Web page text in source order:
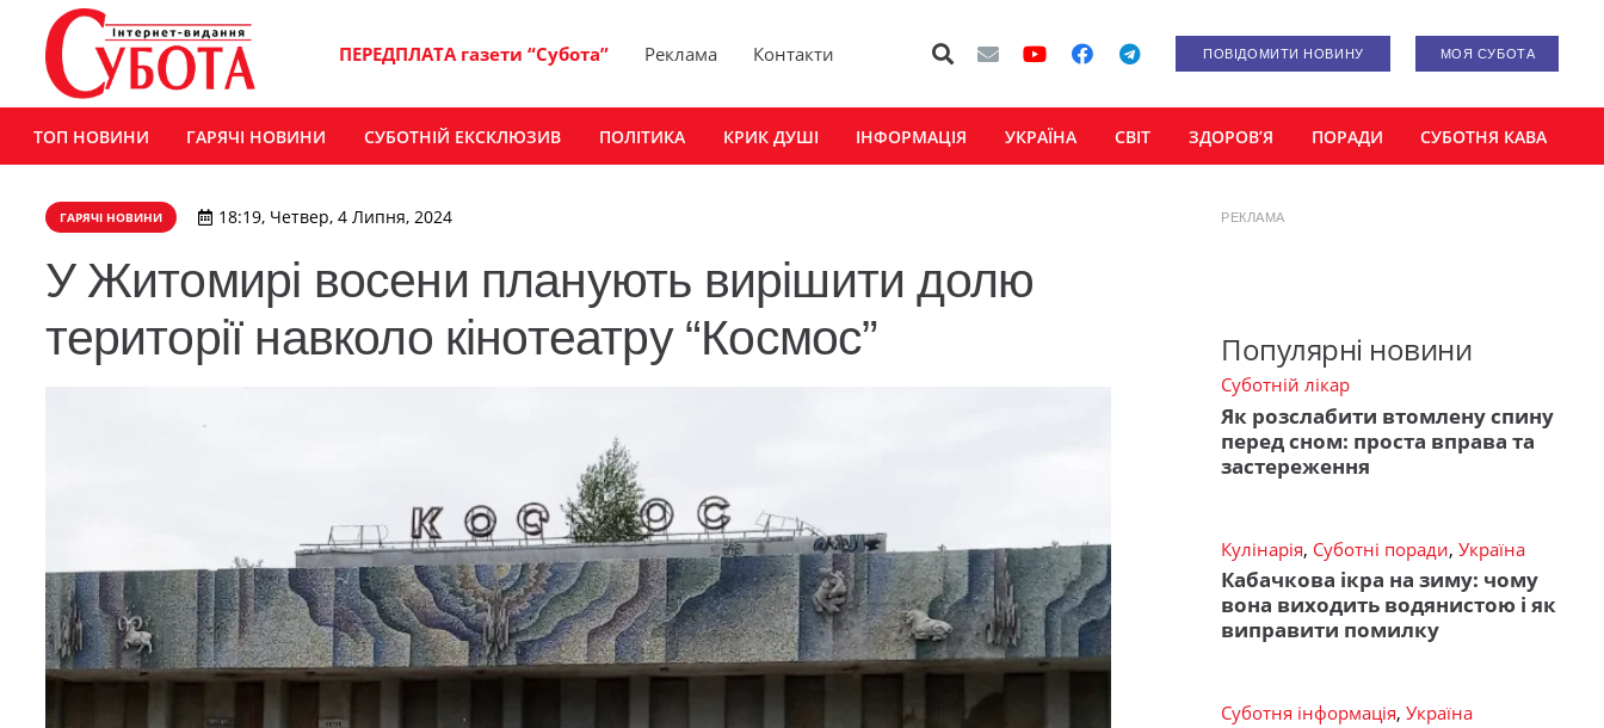
ПЕРЕДПЛАТА газети “Субота” Реклама Контакти ПОВІДОМИТИ НОВИНУ МОЯ СУБОТА
ТОП НОВИНИ ГАРЯЧІ НОВИНИ СУБОТНІЙ ЕКСКЛЮЗИВ ПОЛІТИКА КРИК ДУШІ ІНФОРМАЦІЯ УКРАЇНА СВІТ ЗДОРОВ’Я ПОРАДИ СУБОТНЯ КАВА
ГАРЯЧІ НОВИНИ 18:19, Четвер, 4 Липня, 2024
У Житомирі восени планують вирішити долю
території навколо кінотеатру “Космос”
РЕКЛАМА
Популярні новини
Суботній лікар
Як розслабити втомлену спину
перед сном: проста вправа та
застереження
Кулінарія, Суботні поради, Україна
Кабачкова ікра на зиму: чому
вона виходить водянистою і як
виправити помилку
Суботня інформація, Україна